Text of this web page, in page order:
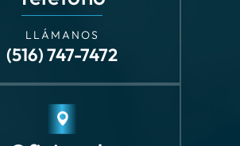
LLÁMANOS
(516) 747-7472